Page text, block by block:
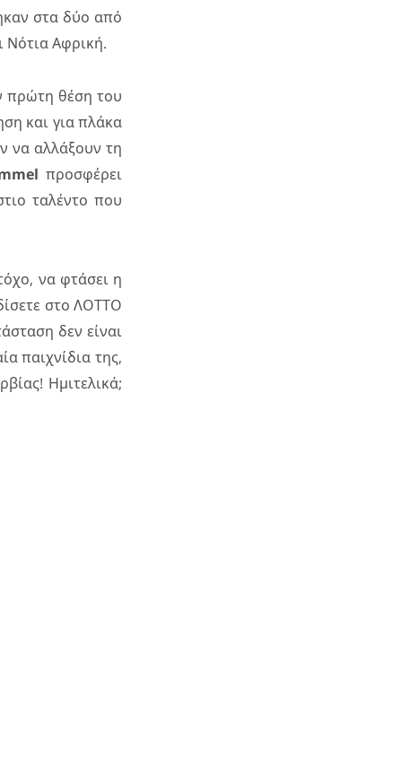
στα δύο από
Νότια Αφρική.
πρώτη θέση του
και για πλάκα
να αλλάξουν τη
προσφέρει
ταλέντο που
να φτάσει η
στο ΛΟΤΤΟ
δεν είναι
παιχνίδια της,
Ημιτελικά;